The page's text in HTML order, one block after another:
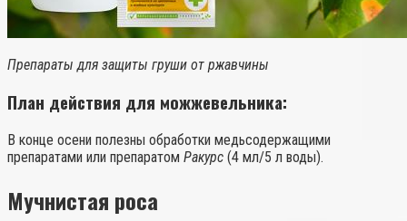
Препараты для защиты груши от ржавчины
План действия для можжевельника:
В конце осени полезны обработки медьсодержащими
препаратами или препаратом Ракурс (4 мл/5 л воды).
Мучнистая роса